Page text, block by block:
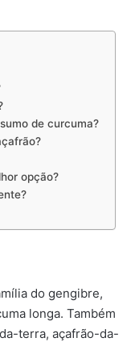
de curcuma?
opção?
do gengibre,
longa. Também
terra, açafrão-da-